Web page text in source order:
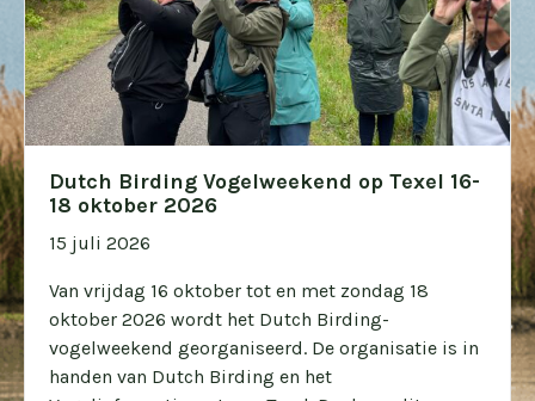
Dutch Birding Vogelweekend op Texel 16-
18 oktober 2026
15 juli 2026
Van vrijdag 16 oktober tot en met zondag 18
oktober 2026 wordt het Dutch Birding-
vogelweekend georganiseerd. De organisatie is in
handen van Dutch Birding en het